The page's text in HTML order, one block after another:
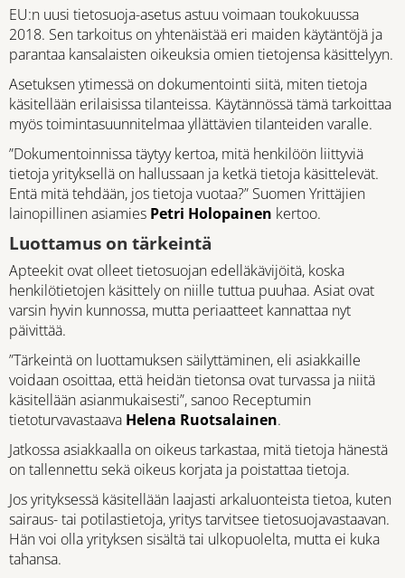
EU:n uusi tietosuoja-asetus astuu voimaan toukokuussa
2018. Sen tarkoitus on yhtenäistää eri maiden käytäntöjä ja
parantaa kansalaisten oikeuksia omien tietojensa käsittelyyn.
Asetuksen ytimessä on dokumentointi siitä, miten tietoja
käsitellään erilaisissa tilanteissa. Käytännössä tämä tarkoittaa
myös toimintasuunnitelmaa yllättävien tilanteiden varalle.
”Dokumentoinnissa täytyy kertoa, mitä henkilöön liittyviä
tietoja yrityksellä on hallussaan ja ketkä tietoja käsittelevät.
Entä mitä tehdään, jos tietoja vuotaa?” Suomen Yrittäjien
lainopillinen asiamies Petri Holopainen kertoo.
Luottamus on tärkeintä
Apteekit ovat olleet tietosuojan edelläkävijöitä, koska
henkilötietojen käsittely on niille tuttua puuhaa. Asiat ovat
varsin hyvin kunnossa, mutta periaatteet kannattaa nyt
päivittää.
”Tärkeintä on luottamuksen säilyttäminen, eli asiakkaille
voidaan osoittaa, että heidän tietonsa ovat turvassa ja niitä
käsitellään asianmukaisesti”, sanoo Receptumin
tietoturvavastaava Helena Ruotsalainen.
Jatkossa asiakkaalla on oikeus tarkastaa, mitä tietoja hänestä
on tallennettu sekä oikeus korjata ja poistattaa tietoja.
Jos yrityksessä käsitellään laajasti arkaluonteista tietoa, kuten
sairaus- tai potilastietoja, yritys tarvitsee tietosuojavastaavan.
Hän voi olla yrityksen sisältä tai ulkopuolelta, mutta ei kuka
tahansa.